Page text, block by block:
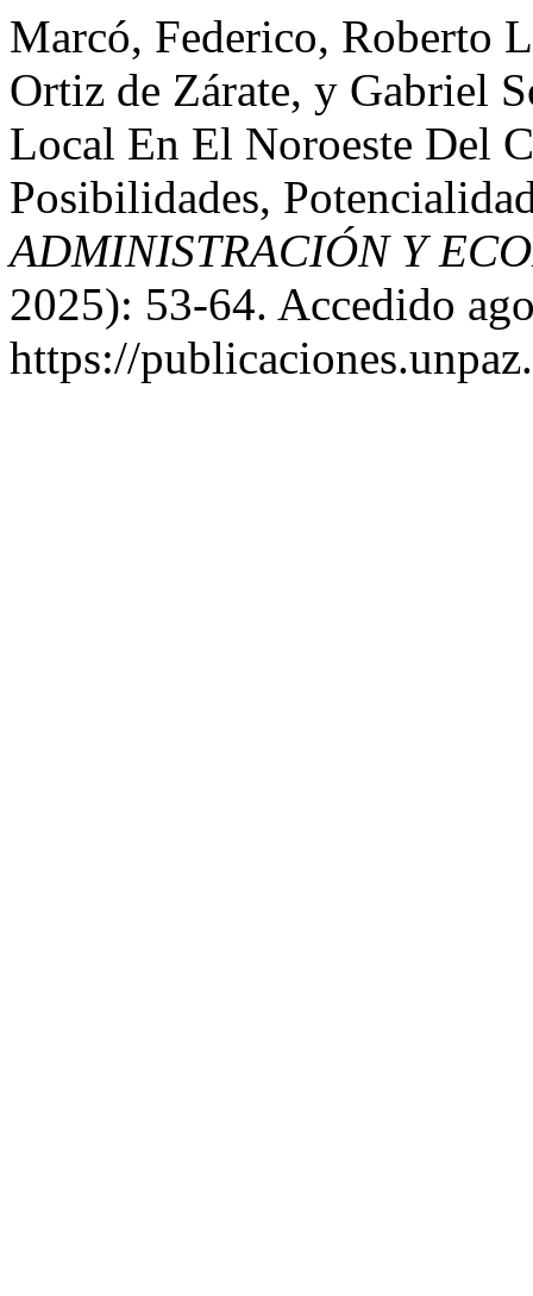
Marcó, Federico, Roberto
Ortiz de Zárate, y Gabriel
Local En El Noroeste Del
Posibilidades,
ADMINISTRACIÓN Y
2025): 53-64. Accedido
https://